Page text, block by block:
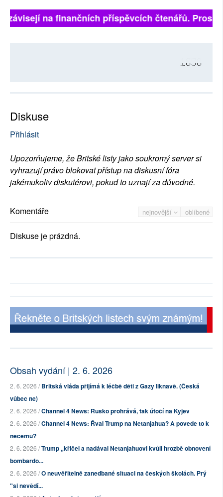
na finančních příspěvcích čtenářů.
1658
Diskuse
Přihlásit
Upozorňujeme, že Britské listy jako soukromý server si
vyhrazují právo blokovat přístup na diskusní fóra
jakémukoliv diskutérovi, pokud to uznají za důvodné.
nejnovější oblíbené
Komentáře
Diskuse je prázdná.
Obsah vydání | 2. 6. 2026
2. 6. 2026 /Britská vláda přijímá k léčbě děti z Gazy liknavě. (Česká
vůbec ne)
2. 6. 2026 /Channel 4 News: Rusko prohrává, tak útočí na Kyjev
2. 6. 2026 /Channel 4 News: Řval Trump na Netanjahua? A povede to k
něčemu?
2. 6. 2026 /Trump „křičel a nadával Netanjahuovi kvůli hrozbě obnovení
bombardo...
2. 6. 2026 /O neuvěřitelně zanedbané situaci na českých školách. Prý
"si nevědí...